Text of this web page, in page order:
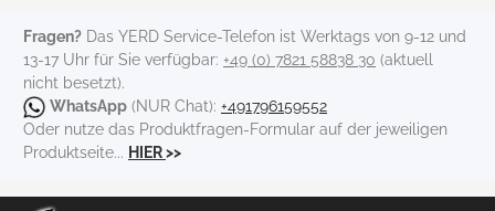
Fragen? Das YERD Service-Telefon ist Werktags von 9-12 und
13-17 Uhr für Sie verfügbar: +49 (0) 7821 58838 30 (aktuell
nicht besetzt).
WhatsApp (NUR Chat): +491796159552
Oder nutze das Produktfragen-Formular auf der jeweiligen
Produktseite... HIER>>